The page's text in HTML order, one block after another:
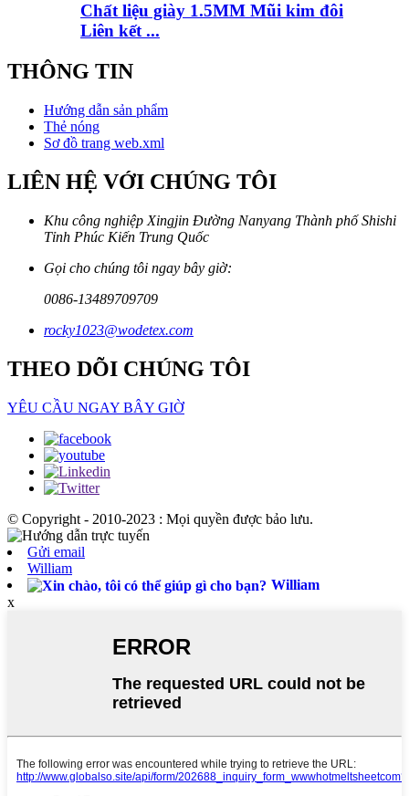
Chất liệu giày 1.5MM Mũi kim đôi
Liên kết ...
THÔNG TIN
Hướng dẫn sản phẩm
Thẻ nóng
Sơ đồ trang web.xml
LIÊN HỆ VỚI CHÚNG TÔI
Khu công nghiệp Xingjin Đường Nanyang Thành phố Shishi
Tỉnh Phúc Kiến Trung Quốc
Gọi cho chúng tôi ngay bây giờ:
0086-13489709709
rocky1023@wodetex.com
THEO DÕI CHÚNG TÔI
YÊU CẦU NGAY BÂY GIỜ
© Copyright - 2010-2023 : Mọi quyền được bảo lưu.
Gửi email
William
William
x